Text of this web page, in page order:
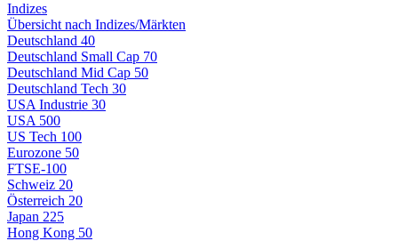
Indizes
Übersicht nach Indizes/Märkten
Deutschland 40
Deutschland Small Cap 70
Deutschland Mid Cap 50
Deutschland Tech 30
USA Industrie 30
USA 500
US Tech 100
Eurozone 50
FTSE-100
Schweiz 20
Österreich 20
Japan 225
Hong Kong 50